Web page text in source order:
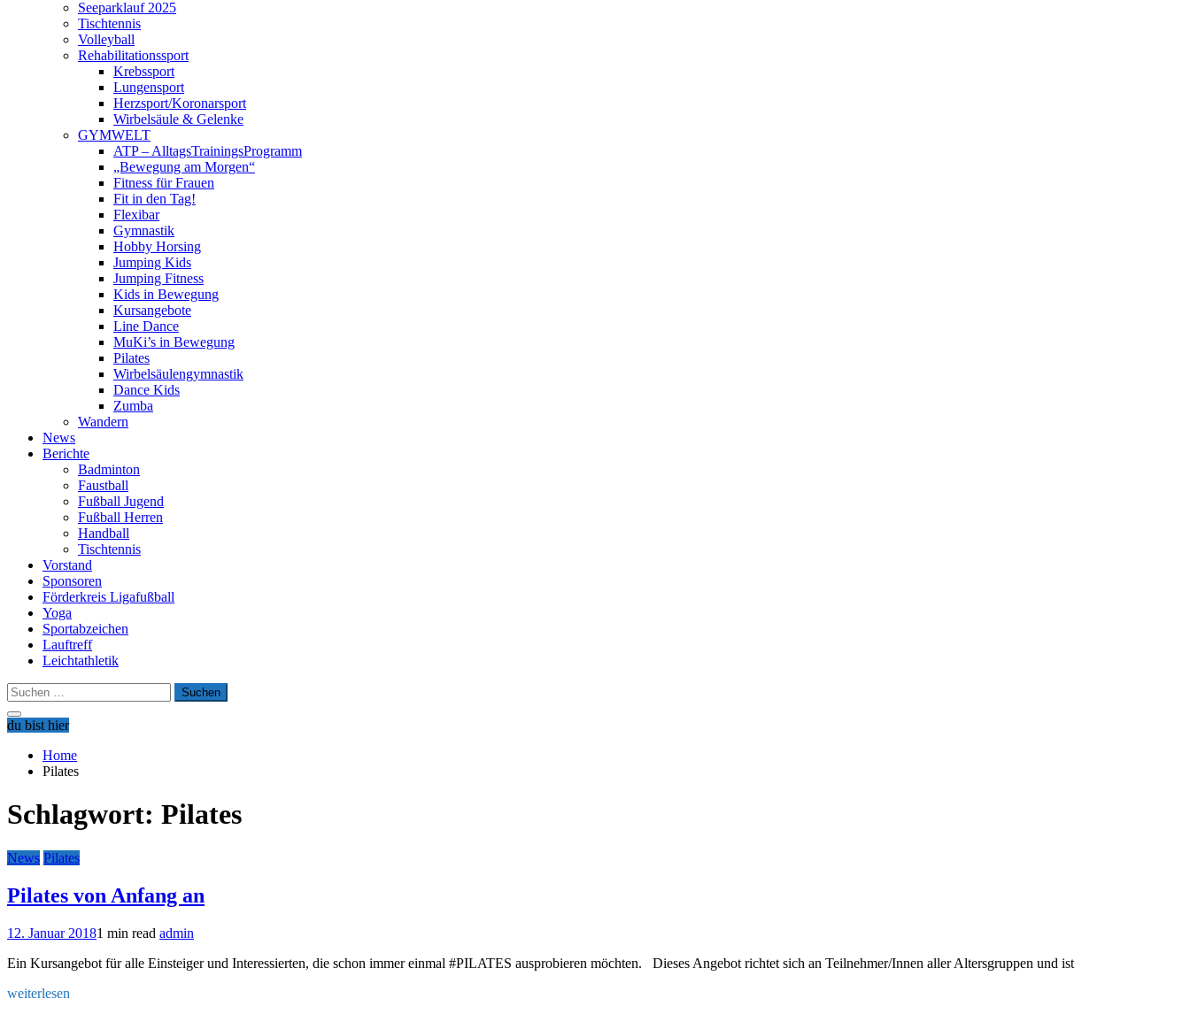
Seeparklauf 2025
Tischtennis
Volleyball
Rehabilitationssport
Krebssport
Lungensport
Herzsport/Koronarsport
Wirbelsäule & Gelenke
GYMWELT
ATP – AlltagsTrainingsProgramm
„Bewegung am Morgen“
Fitness für Frauen
Fit in den Tag!
Flexibar
Gymnastik
Hobby Horsing
Jumping Kids
Jumping Fitness
Kids in Bewegung
Kursangebote
Line Dance
MuKi’s in Bewegung
Pilates
Wirbelsäulengymnastik
Dance Kids
Zumba
Wandern
News
Berichte
Badminton
Faustball
Fußball Jugend
Fußball Herren
Handball
Tischtennis
Vorstand
Sponsoren
Förderkreis Ligafußball
Yoga
Sportabzeichen
Lauftreff
Leichtathletik
Suchen
nach:
du bist hier
Home
Pilates
Schlagwort: Pilates
News Pilates
Pilates von Anfang an
12. Januar 20181 min read admin
Ein Kursangebot für alle Einsteiger und Interessierten, die schon immer einmal #PILATES ausprobieren möchten. Dieses Angebot richtet sich an Teilnehmer/Innen aller Altersgruppen und ist
weiterlesen